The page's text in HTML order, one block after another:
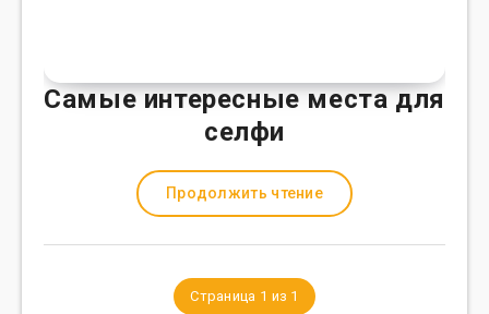
Самые интересные места для
селфи
Продолжить чтение
Страница 1 из 1